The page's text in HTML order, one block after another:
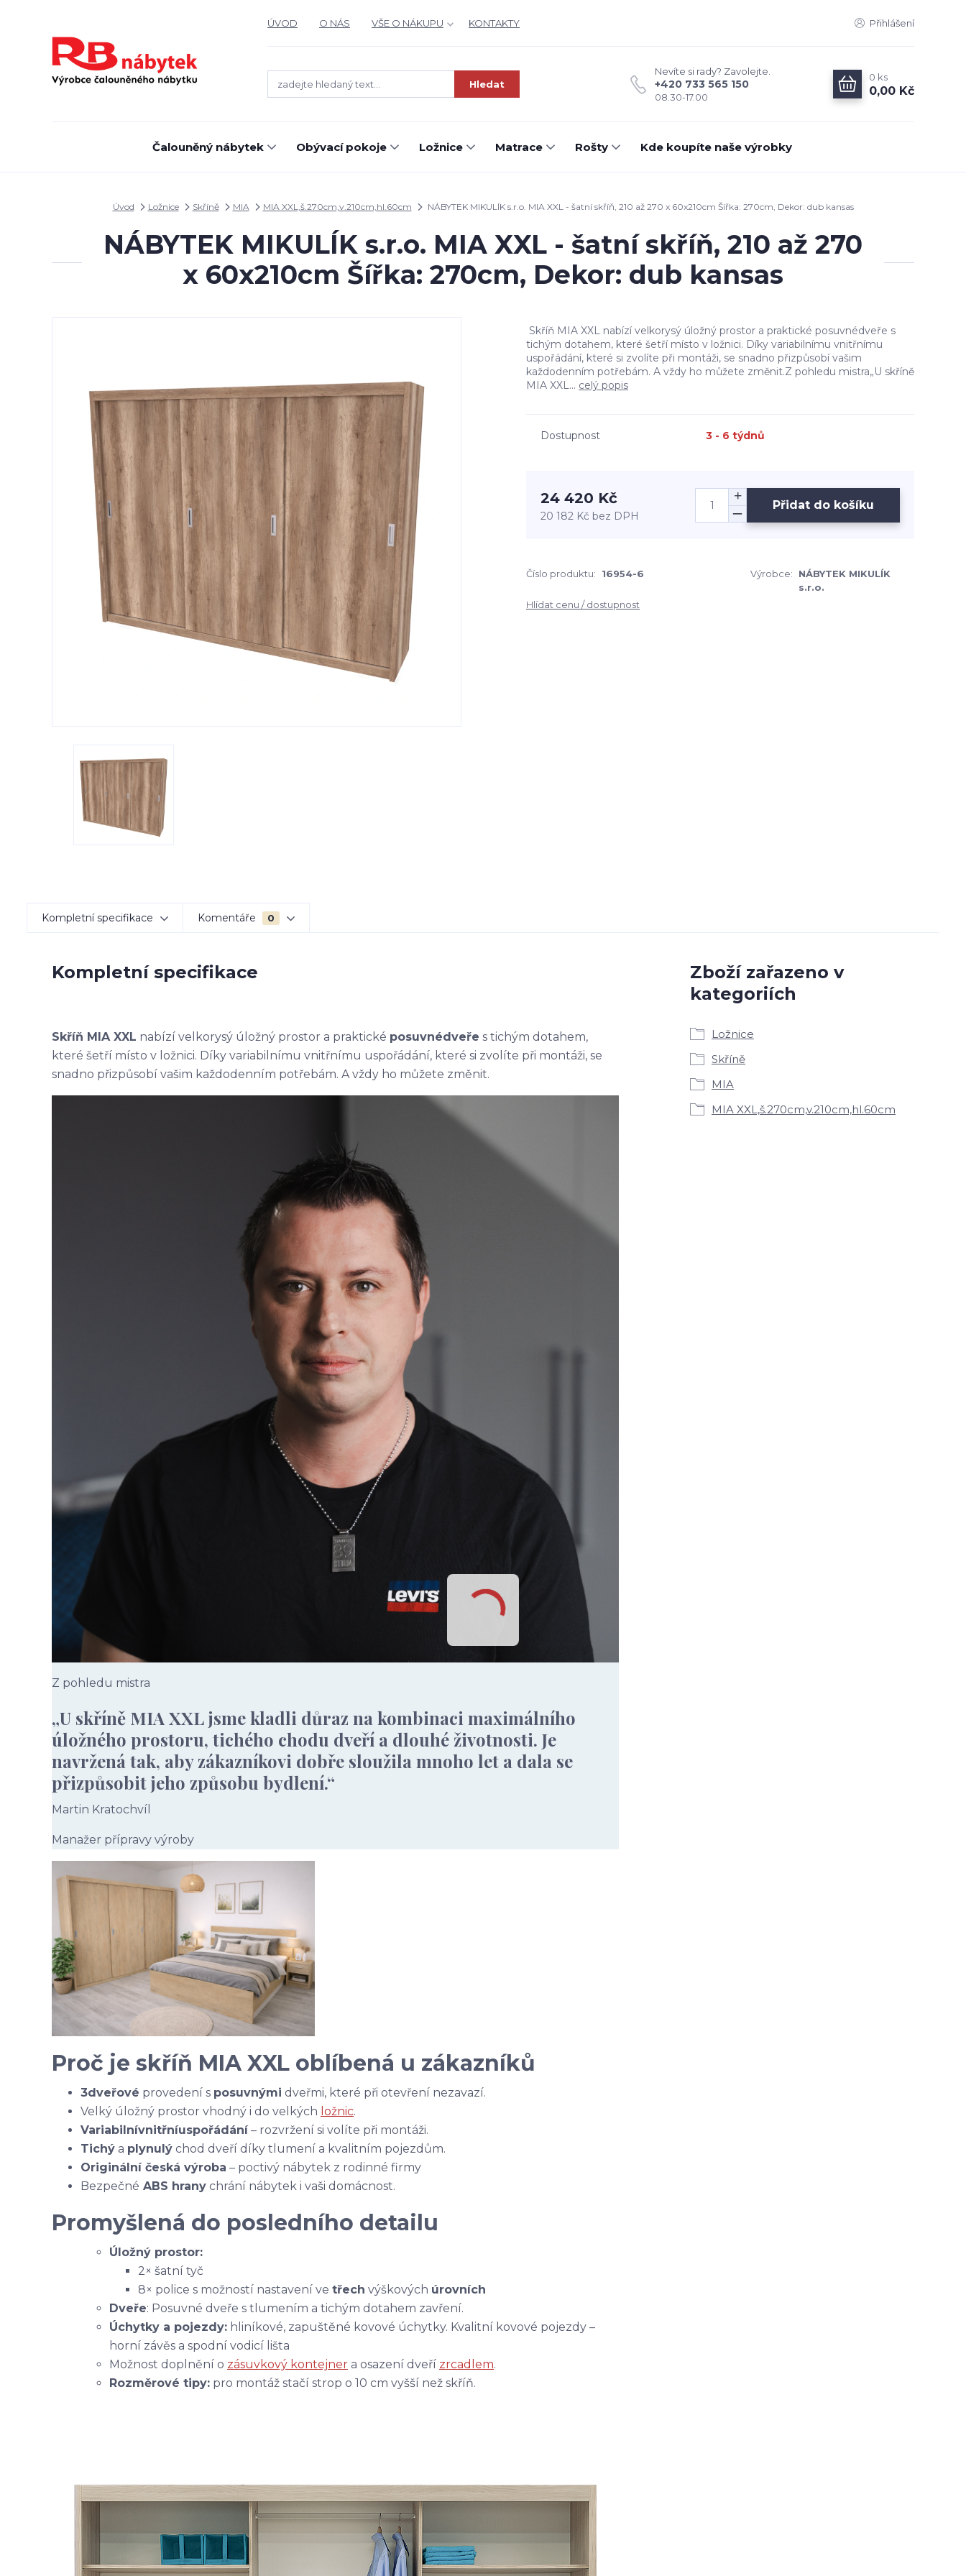
ÚVOD O NÁS VŠE O NÁKUPU KONTAKTY Přihlášení
Hledat
Nevíte si rady? Zavolejte.
+420 733 565 150
08.30-17.00
0 ks
0,00 Kč
Čalouněný nábytek Obývací pokoje Ložnice Matrace Rošty Kde koupíte naše výrobky
Úvod Ložnice Skříně MIA MIA XXL,š.270cm,v.210cm,hl.60cm NÁBYTEK MIKULÍK s.r.o. MIA XXL - šatní skříň, 210 až 270 x 60x210cm Šířka: 270cm, Dekor: dub kansas
NÁBYTEK MIKULÍK s.r.o. MIA XXL - šatní skříň, 210 až 270
x 60x210cm Šířka: 270cm, Dekor: dub kansas
Skříň MIA XXL nabízí velkorysý úložný prostor a praktické posuvnédveře s
tichým dotahem, které šetří místo v ložnici. Díky variabilnímu vnitřnímu
uspořádání, které si zvolíte při montáži, se snadno přizpůsobí vašim
každodenním potřebám. A vždy ho můžete změnit.Z pohledu mistra„U skříně
MIA XXL... celý popis
Dostupnost 3 - 6 týdnů
24 420 Kč
20 182 Kč bez DPH
Přidat do košíku
Číslo produktu: 16954-6 Výrobce:
NÁBYTEK MIKULÍK
s.r.o.
Hlídat cenu / dostupnost
Kompletní specifikace Komentáře 0
Kompletní specifikace
Skříň MIA XXL nabízí velkorysý úložný prostor a praktické posuvnédveře s tichým dotahem,
které šetří místo v ložnici. Díky variabilnímu vnitřnímu uspořádání, které si zvolíte při montáži, se
snadno přizpůsobí vašim každodenním potřebám. A vždy ho můžete změnit.
Z pohledu mistra
„U skříně MIA XXL jsme kladli důraz na kombinaci maximálního
úložného prostoru, tichého chodu dveří a dlouhé životnosti. Je
navržená tak, aby zákazníkovi dobře sloužila mnoho let a dala se
přizpůsobit jeho způsobu bydlení.“
Martin Kratochvíl
Manažer přípravy výroby
Proč je skříň MIA XXL oblíbená u zákazníků
3dveřové provedení s posuvnými dveřmi, které při otevření nezavazí.
Velký úložný prostor vhodný i do velkých ložnic.
Variabilnívnitřníuspořádání– rozvržení si volíte při montáži.
Tichý a plynulý chod dveří díky tlumení a kvalitním pojezdům.
Originální česká výroba – poctivý nábytek z rodinné firmy
Bezpečné ABS hrany chrání nábytek i vaši domácnost.
Promyšlená do posledního detailu
Úložný prostor:
2× šatní tyč
8× police s možností nastavení ve třech výškových úrovních
Dveře: Posuvné dveře s tlumením a tichým dotahem zavření.
Úchytky a pojezdy: hliníkové, zapuštěné kovové úchytky. Kvalitní kovové pojezdy –
horní závěs a spodní vodicí lišta
Možnost doplnění o zásuvkový kontejner a osazení dveří zrcadlem.
Rozměrové tipy: pro montáž stačí strop o 10 cm vyšší než skříň.
Zboží zařazeno v
kategoriích
Ložnice
Skříně
MIA
MIA XXL,š.270cm,v.210cm,hl.60cm